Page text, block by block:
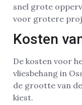
snel grote
voor grotere
Kosten
De kosten voor
vliesbehang in
de grootte van
kiest.